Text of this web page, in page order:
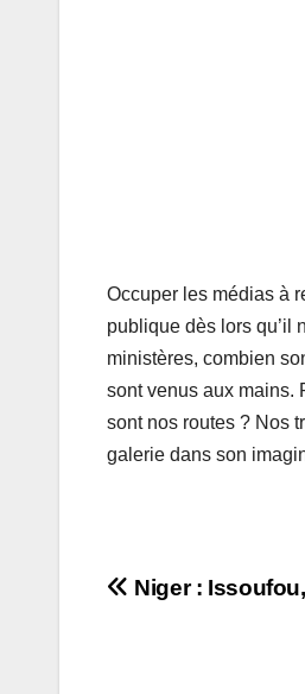
Occuper les médias à
publique dès lors
ministères, combien
sont venus aux
sont nos routes ? Nos
galerie dans son
Navigation
Niger :